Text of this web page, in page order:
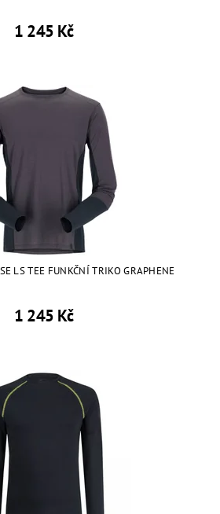
1 245 Kč
LS TEE FUNKČNÍ TRIKO GRAPHENE
1 245 Kč